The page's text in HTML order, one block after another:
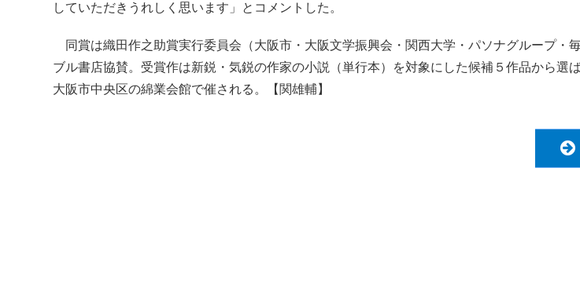
していただきうれしく思います」とコメントした。
同賞は織田作之助賞実行委員会（大阪市・大阪文学振興会・関西大学・パソナグループ・
ブル書店協賛。受賞作は新鋭・気鋭の作家の小説（単行本）を対象にした候補５作品から選
大阪市中央区の綿業会館で催される。【関雄輔】